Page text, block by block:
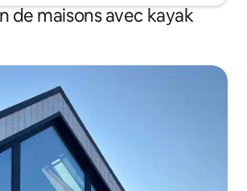
de maisons avec kayak